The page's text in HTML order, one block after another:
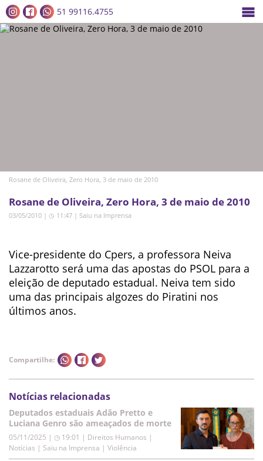
51 99116.4755
Rosane de Oliveira, Zero Hora, 3 de maio de 2010
Rosane de Oliveira, Zero Hora, 3 de maio de 2010
03/05/2010 | ◷ 11:47 | Saiu na Imprensa
Vice-presidente do Cpers, a professora Neiva
Lazzarotto será uma das apostas do PSOL para a
eleição de deputado estadual. Neiva tem sido
uma das principais algozes do Piratini nos
últimos anos.
Compartilhe:
Notícias relacionadas
Deputados estaduais Adão Pretto e
Luciana Genro são ameaçados de morte
05/11/2025 | ◷ 19:01 | Direitos Humanos |
Notícias | Saiu na Imprensa | Violência